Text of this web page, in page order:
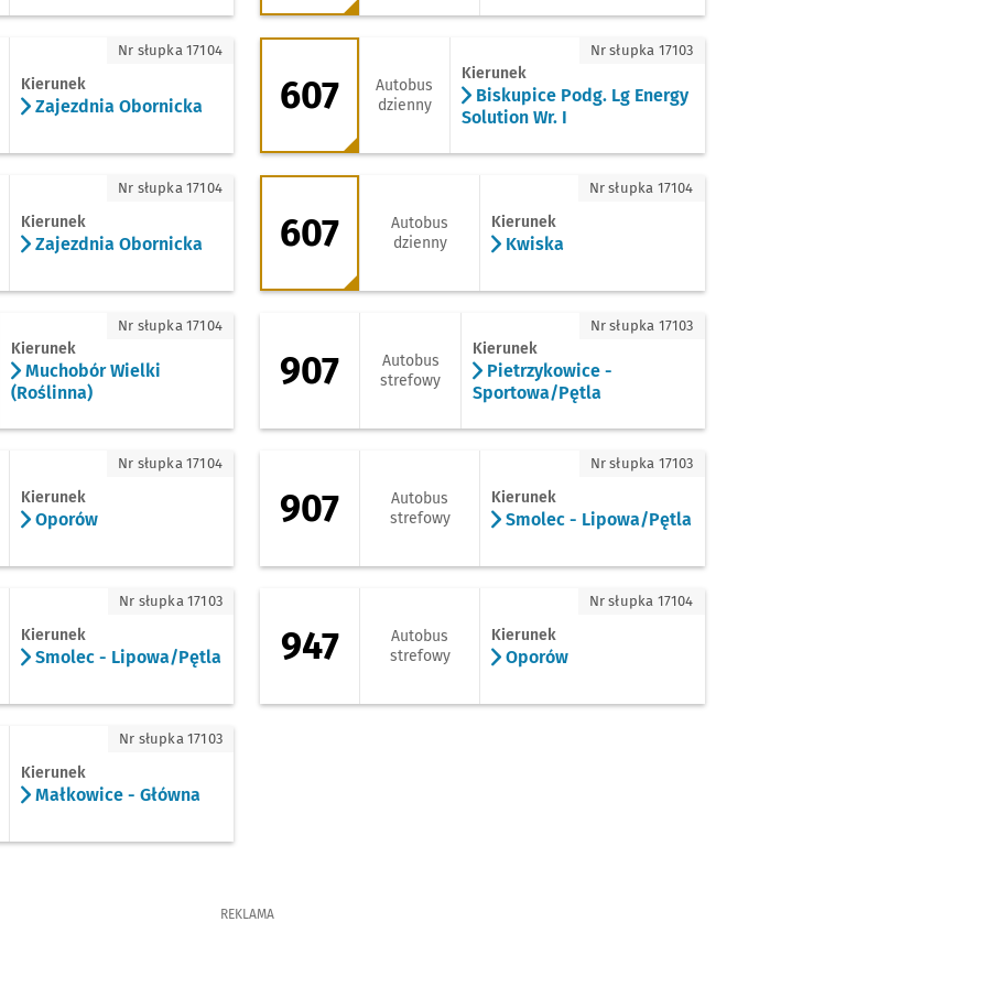
Obornicka
Kierunek
Zajezdnia Obornicka
Nr słupka 17104 607 - kierunek Biskupice Podg. Lg Energy Solution Wr. I
607
Autobus
dzienny
Kierunek
Biskupice Podg. Lg Energy
Solution Wr. I
Nr słupka 17103
Obornicka
Kierunek
Zajezdnia Obornicka
Nr słupka 17104 607 - kierunek Kwiska
607
Autobus
dzienny
Kierunek
Kwiska
Nr słupka 17104
Wielki (Roślinna)
Kierunek
Muchobór Wielki
(Roślinna)
Nr słupka 17104 907 - kierunek Pietrzykowice - Sportowa/Pętla
907
Autobus
strefowy
Kierunek
Pietrzykowice -
Sportowa/Pętla
Nr słupka 17103
Kierunek
Oporów
Nr słupka 17104 907 - kierunek Smolec - Lipowa/Pętla
907
Autobus
strefowy
Kierunek
Smolec - Lipowa/Pętla
Nr słupka 17103
- Lipowa/Pętla
Kierunek
Smolec - Lipowa/Pętla
Nr słupka 17103
947
Autobus
strefowy
Kierunek
Oporów
Nr słupka 17104
- Główna
Kierunek
Małkowice - Główna
Nr słupka 17103
REKLAMA